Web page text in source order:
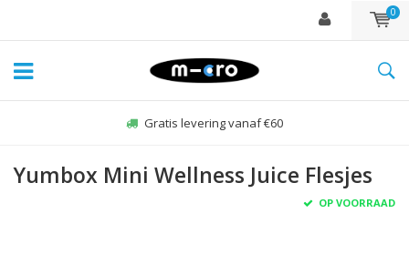
0
Gratis levering vanaf €60
Yumbox Mini Wellness Juice Flesjes
OP VOORRAAD